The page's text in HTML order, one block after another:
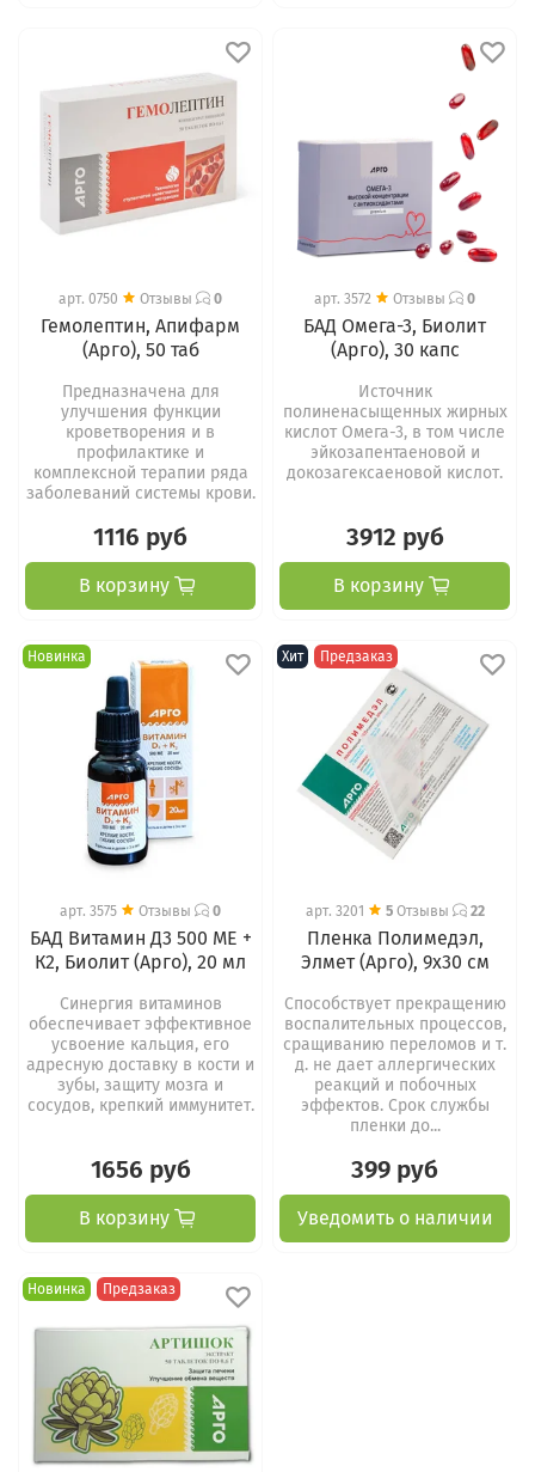
арт. 0750 Отзывы 0
Гемолептин, Апифарм
(Арго), 50 таб
Предназначена для
улучшения функции
кроветворения и в
профилактике и
комплексной терапии ряда
заболеваний системы крови.
1116 руб
В корзину
арт. 3572 Отзывы 0
БАД Омега-3, Биолит
(Арго), 30 капс
Источник
полиненасыщенных жирных
кислот Омега-3, в том числе
эйкозапентаеновой и
докозагексаеновой кислот.
3912 руб
В корзину
Новинка
арт. 3575 Отзывы 0
БАД Витамин Д3 500 МЕ +
К2, Биолит (Арго), 20 мл
Синергия витаминов
обеспечивает эффективное
усвоение кальция, его
адресную доставку в кости и
зубы, защиту мозга и
сосудов, крепкий иммунитет.
1656 руб
В корзину
Хит Предзаказ
арт. 3201 5Отзывы 22
Пленка Полимедэл,
Элмет (Арго), 9х30 см
Способствует прекращению
воспалительных процессов,
сращиванию переломов и т.
д. не дает аллергических
реакций и побочных
эффектов. Срок службы
пленки до...
399 руб
Уведомить о наличии
Новинка Предзаказ